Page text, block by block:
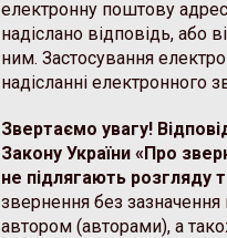
електронну поштову
надіслано відповідь, або
ним. Застосування
надісланні електронного
Звертаємо увагу!
Закону України «Про
не підлягають розгляду
звернення без
автором (авторами), а